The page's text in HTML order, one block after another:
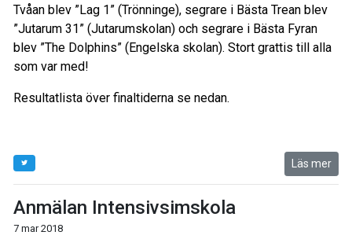
Tvåan blev ”Lag 1” (Trönninge), segrare i Bästa Trean blev
”Jutarum 31” (Jutarumskolan) och segrare i Bästa Fyran
blev ”The Dolphins” (Engelska skolan). Stort grattis till alla
som var med!
Resultatlista över finaltiderna se nedan.
Läs mer
Anmälan Intensivsimskola
7 mar 2018